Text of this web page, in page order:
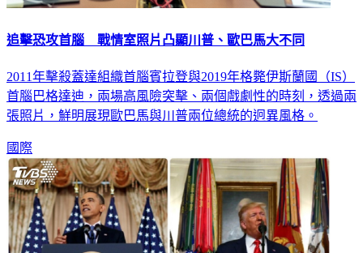
追擊恐攻首腦 戰情室照片凸顯川普、歐巴馬大不同
2011年擊殺蓋達組織首腦賓拉登與2019年格斃伊斯蘭國（IS）
首腦巴格達迪，兩場高風險突擊、兩個戲劇性的時刻，透過兩
張照片，鮮明展現歐巴馬與川普兩位總統的迥異風格。
國際